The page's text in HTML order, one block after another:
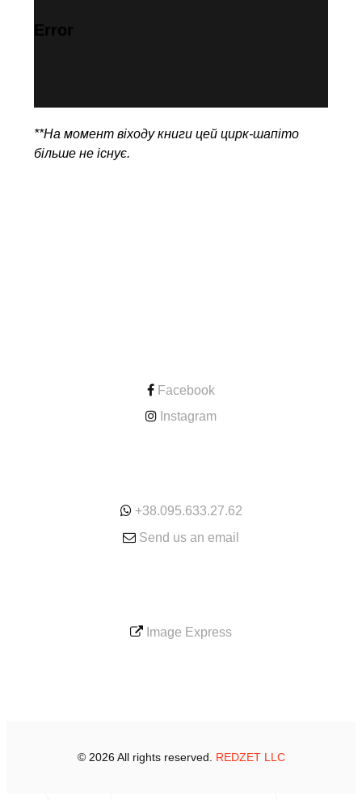
Error
**На момент віходу книги цей цирк-шапіто
більше не існує.
Facebook
Instagram
+38.095.633.27.62
Send us an email
Image Express
© 2026 All rights reserved. REDZET LLC